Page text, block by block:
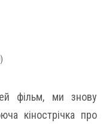
фільм, ми знову
кінострічка про